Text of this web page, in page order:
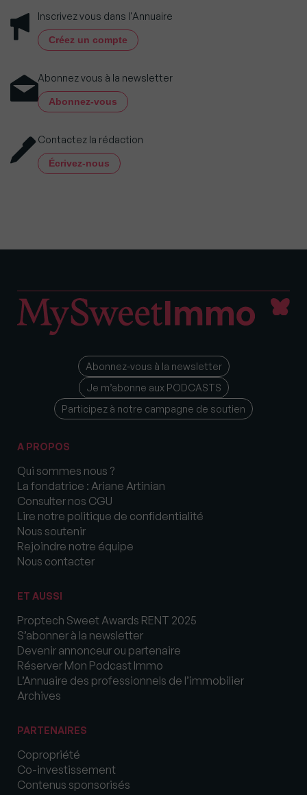
Inscrivez vous dans l'Annuaire
Créez un compte
Abonnez vous à la newsletter
Abonnez-vous
Contactez la rédaction
Écrivez-nous
Abonnez-vous à la newsletter
Je m’abonne aux PODCASTS
Participez à notre campagne de soutien
A PROPOS
Qui sommes nous ?
La fondatrice : Ariane Artinian
Consulter nos CGU
Lire notre politique de confidentialité
Nous soutenir
Rejoindre notre équipe
Nous contacter
ET AUSSI
Proptech Sweet Awards RENT 2025
S’abonner à la newsletter
Devenir annonceur ou partenaire
Réserver Mon Podcast Immo
L’Annuaire des professionnels de l’immobilier
Archives
PARTENAIRES
Copropriété
Co-investissement
Contenus sponsorisés